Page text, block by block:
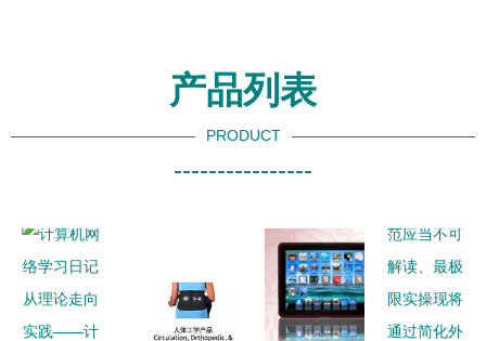
产品列表
PRODUCT
----------------
辑顺列
范应当不可
解读、最极
限实操现将
通过简化外